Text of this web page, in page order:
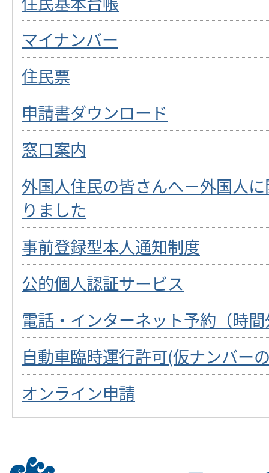
マイナンバー
住民票
申請書ダウンロード
窓口案内
外国人住民の皆さんへ－外国人
りました
事前登録型本人通知制度
公的個人認証サービス
電話・インターネット予約（時
自動車臨時運行許可(仮ナンバー
オンライン申請